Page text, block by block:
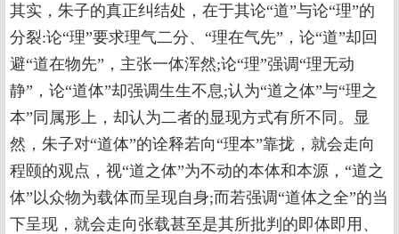
其实，朱子的真正纠结处，在于其论“道”与论“理”的
分裂:论“理”要求理气二分、“理在气先”，论“道”却回
避“道在物先”，主张一体浑然;论“理”强调“理无动
静”，论“道体”却强调生生不息;认为“道之体”与“理之
本”同属形上，却认为二者的显现方式有所不同。显
然，朱子对“道体”的诠释若向“理本”靠拢，就会走向
程颐的观点，视“道之体”为不动的本体和本源，“道之
体”以众物为载体而呈现自身;而若强调“道体之全”的当
下呈现，就会走向张载甚至是其所批判的即体即用、